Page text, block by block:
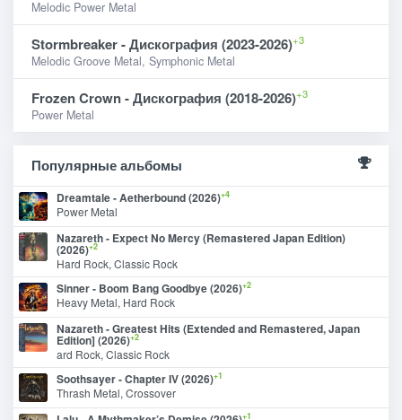
Melodic Power Metal
Stormbreaker - Дискография (2023-2026)+3
Melodic Groove Metal, Symphonic Metal
Frozen Crown - Дискография (2018-2026)+3
Power Metal
Популярные альбомы
Dreamtale - Aetherbound (2026)+4
Power Metal
Nazareth - Expect No Mercy (Remastered Japan Edition)
(2026)+2
Hard Rock, Classic Rock
Sinner - Boom Bang Goodbye (2026)+2
Heavy Metal, Hard Rock
Nazareth - Greatest Hits (Extended and Remastered, Japan
Edition] (2026)+2
ard Rock, Classic Rock
Soothsayer - Chapter IV (2026)+1
Thrash Metal, Crossover
+1